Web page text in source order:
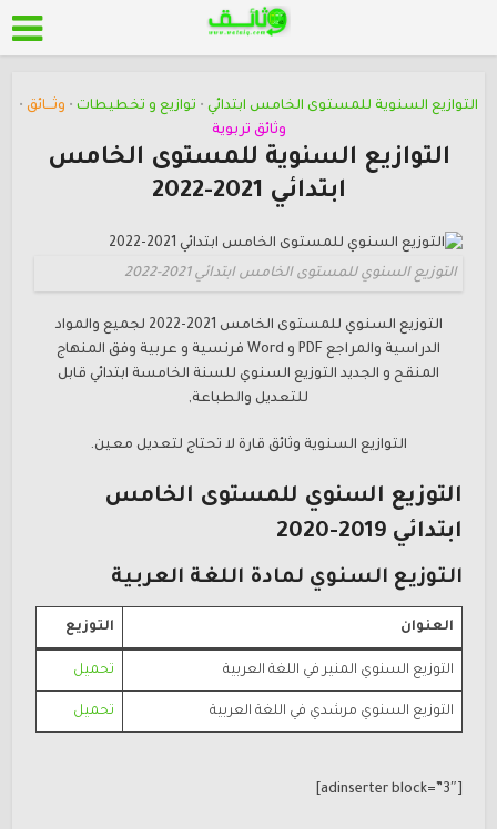
التوازيع السنوية للمستوى الخامس ابتدائي • توازيع و تخطيطات • وثـــائق •
وثائق تربوية
التوازيع السنوية للمستوى الخامس
ابتدائي 2021-2022
التوزيع السنوي للمستوى الخامس ابتدائي 2021-2022
التوزيع السنوي للمستوى الخامس 2021-2022 لجميع والمواد
الدراسية والمراجع PDF و Word فرنسية و عربية وفق المنهاج
المنقح و الجديد التوزيع السنوي للسنة الخامسة ابتدائي قابل
للتعديل والطباعة,
التوازيع السنوية وثائق قارة لا تحتاج لتعديل معين.
التوزيع السنوي للمستوى الخامس
ابتدائي 2019-2020
التوزيع السنوي لمادة اللغة العربية
العنوان التوزيع
التوزيع السنوي المنير في اللغة العربية تحميل
التوزيع السنوي مرشدي في اللغة العربية تحميل
[adinserter block=”3″]